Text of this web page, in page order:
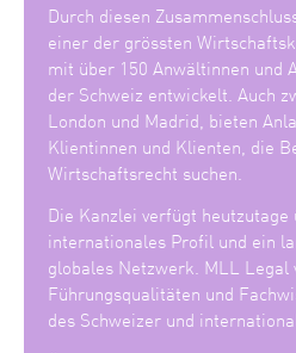
Durch diesen
einer der grössten
mit über 150 Anwältinnen und
der Schweiz entwickelt. Auch
London und Madrid, bieten
Klientinnen und Klienten, die
Wirtschaftsrecht suchen.
Die Kanzlei verfügt
internationales Profil und ein
globales Netzwerk. MLL Legal
Führungsqualitäten und
des Schweizer und